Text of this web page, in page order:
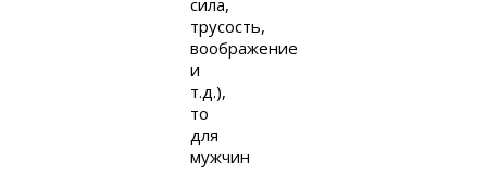
трусость,
воображение
и
т.д.),
то
для
мужчин